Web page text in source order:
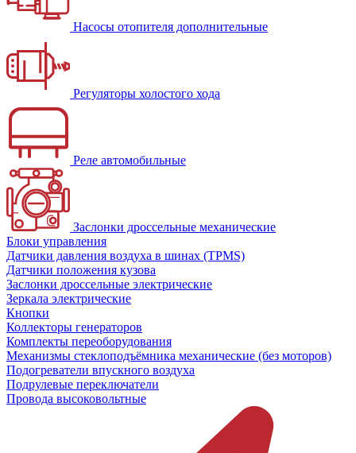
Насосы отопителя дополнительные
Регуляторы холостого хода
Реле автомобильные
Заслонки дроссельные механические
Блоки управления
Датчики давления воздуха в шинах (TPMS)
Датчики положения кузова
Заслонки дроссельные электрические
Зеркала электрические
Кнопки
Коллекторы генераторов
Комплекты переоборудования
Механизмы стеклоподъёмника механические (без моторов)
Подогреватели впускного воздуха
Подрулевые переключатели
Провода высоковольтные